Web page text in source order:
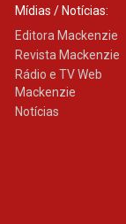
Mídias / Notícias:
Editora Mackenzie
Revista Mackenzie
Rádio e TV Web
Mackenzie
Notícias